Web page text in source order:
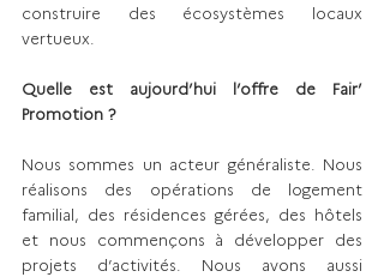
construire des écosystèmes locaux
vertueux.
Quelle est aujourd’hui l’offre de Fair’
Promotion ?
Nous sommes un acteur généraliste. Nous
réalisons des opérations de logement
familial, des résidences gérées, des hôtels
et nous commençons à développer des
projets d’activités. Nous avons aussi